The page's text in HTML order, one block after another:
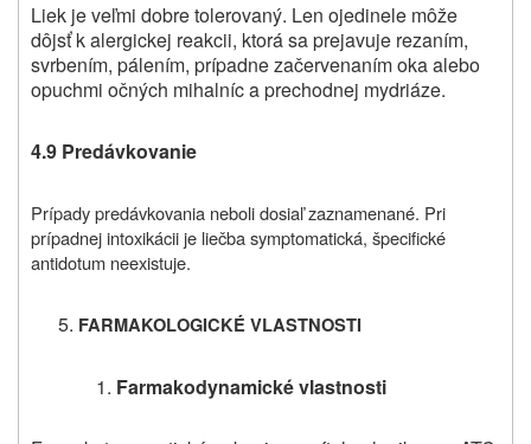
Liek je veľmi dobre tolerovaný. Len ojedinele môže
dôjsť k alergickej reakcii, ktorá sa prejavuje rezaním,
svrbením, pálením, prípadne začervenaním oka alebo
opuchmi očných mihalníc a prechodnej mydriáze.
4.9 Predávkovanie
Prípady predávkovania neboli dosiaľ zaznamenané. Pri
prípadnej intoxikácii je liečba symptomatická, špecifické
antidotum neexistuje.
FARMAKOLOGICKÉ VLASTNOSTI
Farmakodynamické vlastnosti